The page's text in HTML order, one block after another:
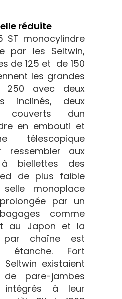
réduite
ST monocylindre
par les Seltwin,
de 125 et de 150
les grandes
avec deux
inclinés, deux
couverts dun
en embouti et
télescopique
ressembler aux
à biellettes des
de plus faible
monoplace
par un
comme
au Japon et la
par chaîne est
étanche. Fort
Seltwin existaient
pare-jambes
intégrés à leur